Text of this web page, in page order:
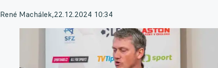
René Machálek,22.12.2024 10:34